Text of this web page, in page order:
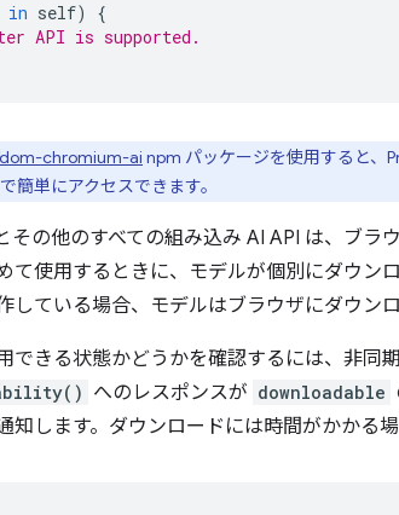
in self)
{
API is supported.
chromium-ai npm パッケージを使用すると、
簡単にアクセスできます。
その他のすべての組み込み AI API は、ブラ
て使用するときに、モデルが個別にダウン
している場合、モデルはブラウザにダウンロ
できる状態かどうかを確認するには、非同
へのレスポンスが downloadable
知します。ダウンロードには時間がかかる場